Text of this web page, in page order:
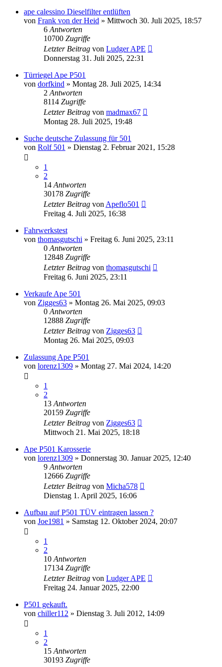
ape calessino Dieselfilter entlüften
von Frank von der Heid » Mittwoch 30. Juli 2025, 18:57
6 Antworten
10700 Zugriffe
Letzter Beitrag von Ludger APE
Donnerstag 31. Juli 2025, 22:31
Türriegel Ape P501
von dorfkind » Montag 28. Juli 2025, 14:34
2 Antworten
8114 Zugriffe
Letzter Beitrag von madmax67
Montag 28. Juli 2025, 19:48
Suche deutsche Zulassung für 501
von Rolf 501 » Dienstag 2. Februar 2021, 15:28
1
2
14 Antworten
30178 Zugriffe
Letzter Beitrag von Apeflo501
Freitag 4. Juli 2025, 16:38
Fahrwerkstest
von thomasgutschi » Freitag 6. Juni 2025, 23:11
0 Antworten
12848 Zugriffe
Letzter Beitrag von thomasgutschi
Freitag 6. Juni 2025, 23:11
Verkaufe Ape 501
von Zigges63 » Montag 26. Mai 2025, 09:03
0 Antworten
12888 Zugriffe
Letzter Beitrag von Zigges63
Montag 26. Mai 2025, 09:03
Zulassung Ape P501
von lorenz1309 » Montag 27. Mai 2024, 14:20
1
2
13 Antworten
20159 Zugriffe
Letzter Beitrag von Zigges63
Mittwoch 21. Mai 2025, 18:18
Ape P501 Karosserie
von lorenz1309 » Donnerstag 30. Januar 2025, 12:40
9 Antworten
12666 Zugriffe
Letzter Beitrag von Micha578
Dienstag 1. April 2025, 16:06
Aufbau auf P501 TÜV eintragen lassen ?
von Joe1981 » Samstag 12. Oktober 2024, 20:07
1
2
10 Antworten
17134 Zugriffe
Letzter Beitrag von Ludger APE
Freitag 24. Januar 2025, 22:00
P501 gekauft.
von chiller112 » Dienstag 3. Juli 2012, 14:09
1
2
15 Antworten
30193 Zugriffe